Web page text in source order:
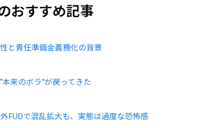
おすすめ記事
と責任準備金義務化の背景
来のボラ”が戻ってきた
FUDで混乱拡大も、実態は過度な恐怖感